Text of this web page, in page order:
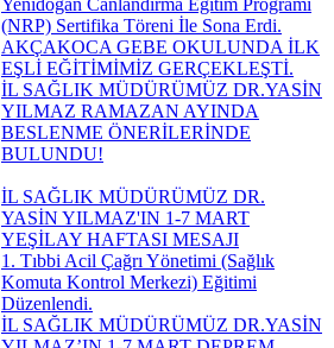
(NRP) Sertifika Töreni İle Sona Erdi.
AKÇAKOCA GEBE OKULUNDA İLK
EŞLİ EĞİTİMİMİZ GERÇEKLEŞTİ.
İL SAĞLIK MÜDÜRÜMÜZ DR.YASİN
YILMAZ RAMAZAN AYINDA
BESLENME ÖNERİLERİNDE
BULUNDU!
İL SAĞLIK MÜDÜRÜMÜZ DR.
YASİN YILMAZ'IN 1-7 MART
YEŞİLAY HAFTASI MESAJI
1. Tıbbi Acil Çağrı Yönetimi (Sağlık
Komuta Kontrol Merkezi) Eğitimi
Düzenlendi.
İL SAĞLIK MÜDÜRÜMÜZ DR.YASİN